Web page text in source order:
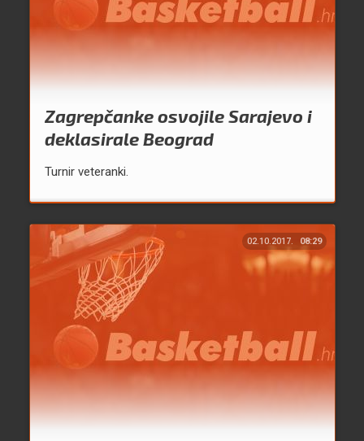
Zagrepčanke osvojile Sarajevo i
deklasirale Beograd
Turnir veteranki.
02.10.2017. 08:29